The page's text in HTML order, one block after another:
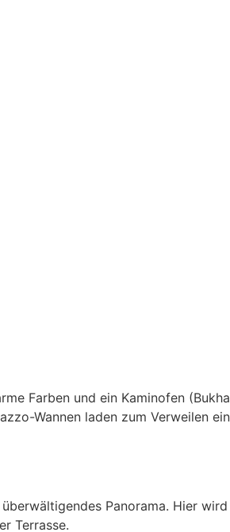
Farben und ein Kaminofen
Wannen laden zum Verweilen
Panorama. Hier
Terrasse.